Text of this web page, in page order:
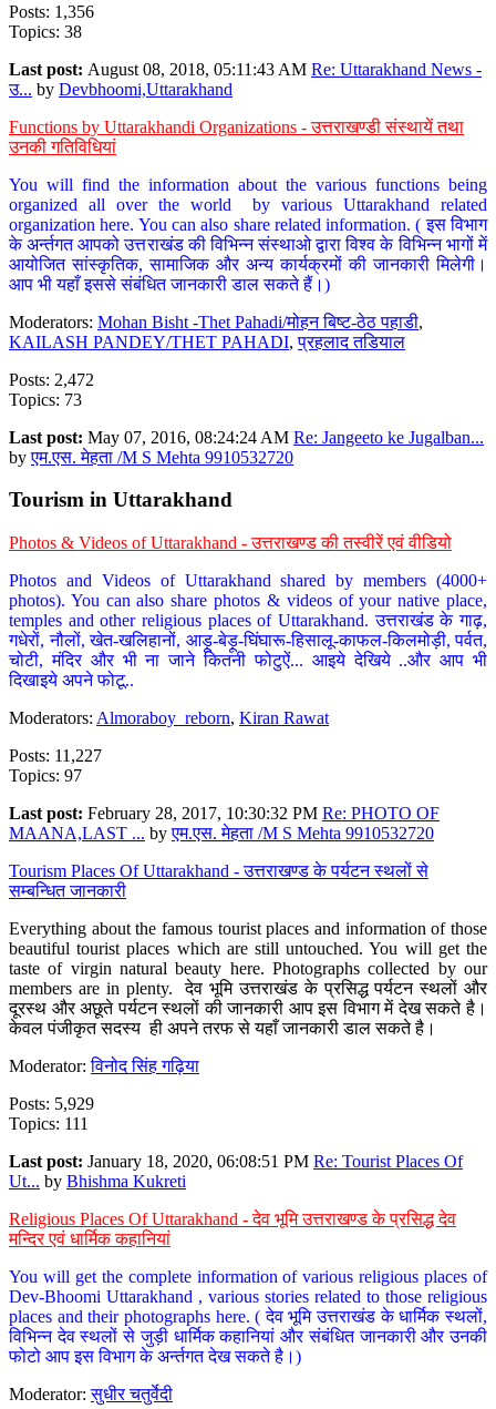
Posts: 1,356
Topics: 38
Last post: August 08, 2018, 05:11:43 AM Re: Uttarakhand News -
उ... by Devbhoomi,Uttarakhand
Functions by Uttarakhandi Organizations - उत्तराखण्डी संस्थायें तथा
उनकी गतिविधियां
You will find the information about the various functions being
organized all over the world by various Uttarakhand related
organization here. You can also share related information. ( इस विभाग
के अर्न्तगत आपको उत्तराखंड की विभिन्न संस्थाओ द्वारा विश्व के विभिन्न भागों में
आयोजित सांस्कृतिक, सामाजिक और अन्य कार्यक्रमों की जानकारी मिलेगी।
आप भी यहाँ इससे संबंधित जानकारी डाल सकते हैं।)
Moderators: Mohan Bisht -Thet Pahadi/मोहन बिष्ट-ठेठ पहाडी,
KAILASH PANDEY/THET PAHADI,प्रहलाद तडियाल
Posts: 2,472
Topics: 73
Last post: May 07, 2016, 08:24:24 AM Re: Jangeeto ke Jugalban...
byएम.एस. मेहता /M S Mehta 9910532720
Tourism in Uttarakhand
Photos & Videos of Uttarakhand - उत्तराखण्ड की तस्वीरें एवं वीडियो
Photos and Videos of Uttarakhand shared by members (4000+
photos). You can also share photos & videos of your native place,
temples and other religious places of Uttarakhand. उत्तराखंड के गाढ़,
गधेरों, नौलों, खेत-खलिहानों, आड़ू-बेड़ू-घिंघारू-हिसालू-काफल-किलमोड़ी, पर्वत,
चोटी, मंदिर और भी ना जाने कितनी फोटुऐं... आइये देखिये ..और आप भी
दिखाइये अपने फोटू..
Moderators: Almoraboy_reborn, Kiran Rawat
Posts: 11,227
Topics: 97
Last post: February 28, 2017, 10:30:32 PM Re: PHOTO OF
MAANA,LAST ... byएम.एस. मेहता /M S Mehta 9910532720
Tourism Places Of Uttarakhand - उत्तराखण्ड के पर्यटन स्थलों से
सम्बन्धित जानकारी
Everything about the famous tourist places and information of those
beautiful tourist places which are still untouched. You will get the
taste of virgin natural beauty here. Photographs collected by our
members are in plenty. देव भूमि उत्तराखंड के प्रसिद्ध पर्यटन स्थलों और
दूरस्थ और अछूते पर्यटन स्थलों की जानकारी आप इस विभाग में देख सकते है।
केवल पंजीकृत सदस्य ही अपने तरफ से यहाँ जानकारी डाल सकते है।
Moderator:विनोद सिंह गढ़िया
Posts: 5,929
Topics: 111
Last post: January 18, 2020, 06:08:51 PM Re: Tourist Places Of
Ut... by Bhishma Kukreti
Religious Places Of Uttarakhand - देव भूमि उत्तराखण्ड के प्रसिद्ध देव
मन्दिर एवं धार्मिक कहानियां
You will get the complete information of various religious places of
Dev-Bhoomi Uttarakhand , various stories related to those religious
places and their photographs here. ( देव भूमि उत्तराखंड के धार्मिक स्थलों,
विभिन्न देव स्थलों से जुड़ी धार्मिक कहानियां और संबंधित जानकारी और उनकी
फोटो आप इस विभाग के अर्न्तगत देख सकते है।)
Moderator:सुधीर चतुर्वेदी